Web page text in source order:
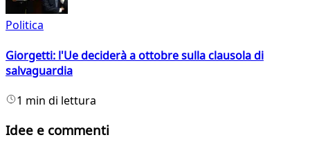
Politica
Giorgetti: l'Ue deciderà a ottobre sulla clausola di
salvaguardia
1 min di lettura
Idee e commenti